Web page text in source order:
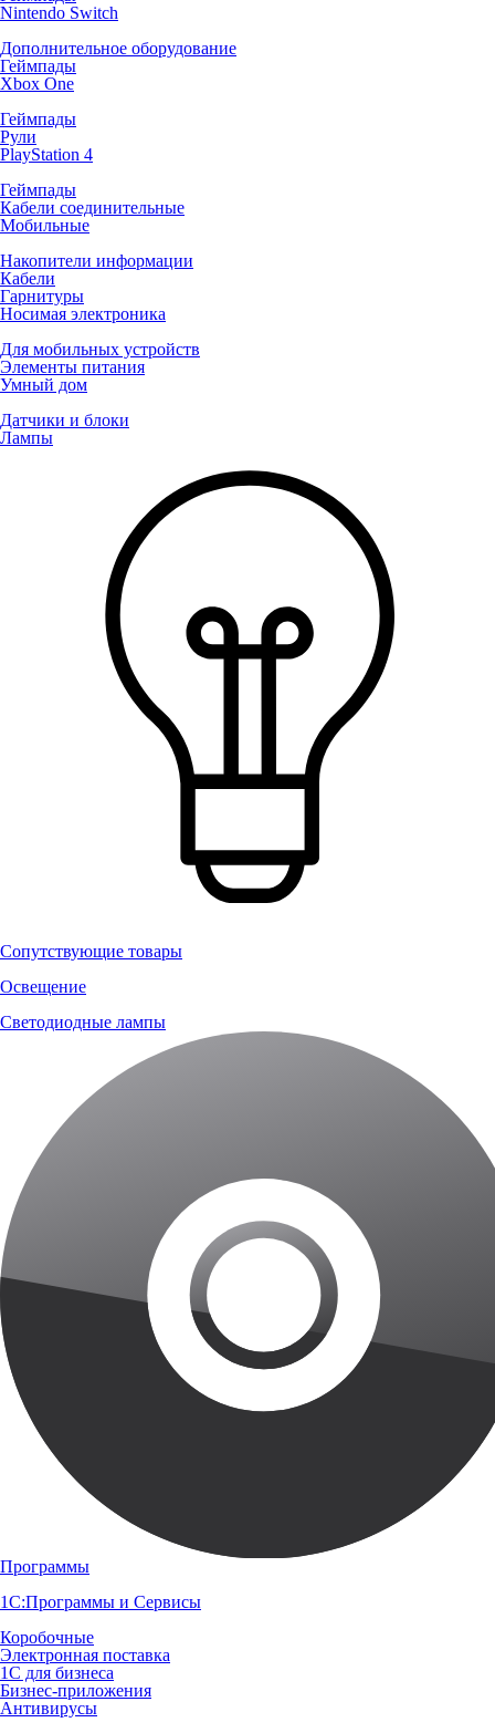
Nintendo Switch
Дополнительное оборудование
Геймпады
Xbox One
Геймпады
Рули
PlayStation 4
Геймпады
Кабели соединительные
Мобильные
Накопители информации
Кабели
Гарнитуры
Носимая электроника
Для мобильных устройств
Элементы питания
Умный дом
Датчики и блоки
Лампы
Сопутствующие товары
Освещение
Светодиодные лампы
Программы
1С:Программы и Сервисы
Коробочные
Электронная поставка
1С для бизнеса
Бизнес-приложения
Антивирусы